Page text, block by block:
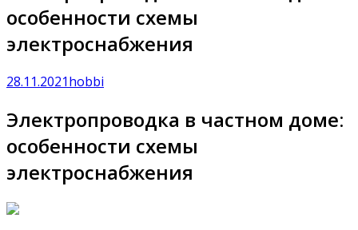
особенности схемы
электроснабжения
28.11.2021hobbi
Электропроводка в частном доме:
особенности схемы
электроснабжения